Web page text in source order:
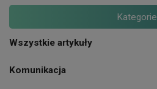
Kategorie
Wszystkie artykuły
Komunikacja